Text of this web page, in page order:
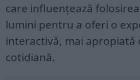
care influențează
lumini pentru a oferi o
interactivă, mai apropiată
cotidiană.